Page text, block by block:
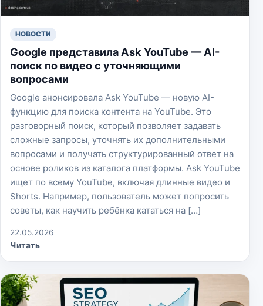
НОВОСТИ
Google представила Ask YouTube — AI-
поиск по видео с уточняющими
вопросами
Google анонсировала Ask YouTube — новую AI-
функцию для поиска контента на YouTube. Это
разговорный поиск, который позволяет задавать
сложные запросы, уточнять их дополнительными
вопросами и получать структурированный ответ на
основе роликов из каталога платформы. Ask YouTube
ищет по всему YouTube, включая длинные видео и
Shorts. Например, пользователь может попросить
советы, как научить ребёнка кататься на […]
22.05.2026
Читать